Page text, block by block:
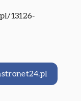
13126-